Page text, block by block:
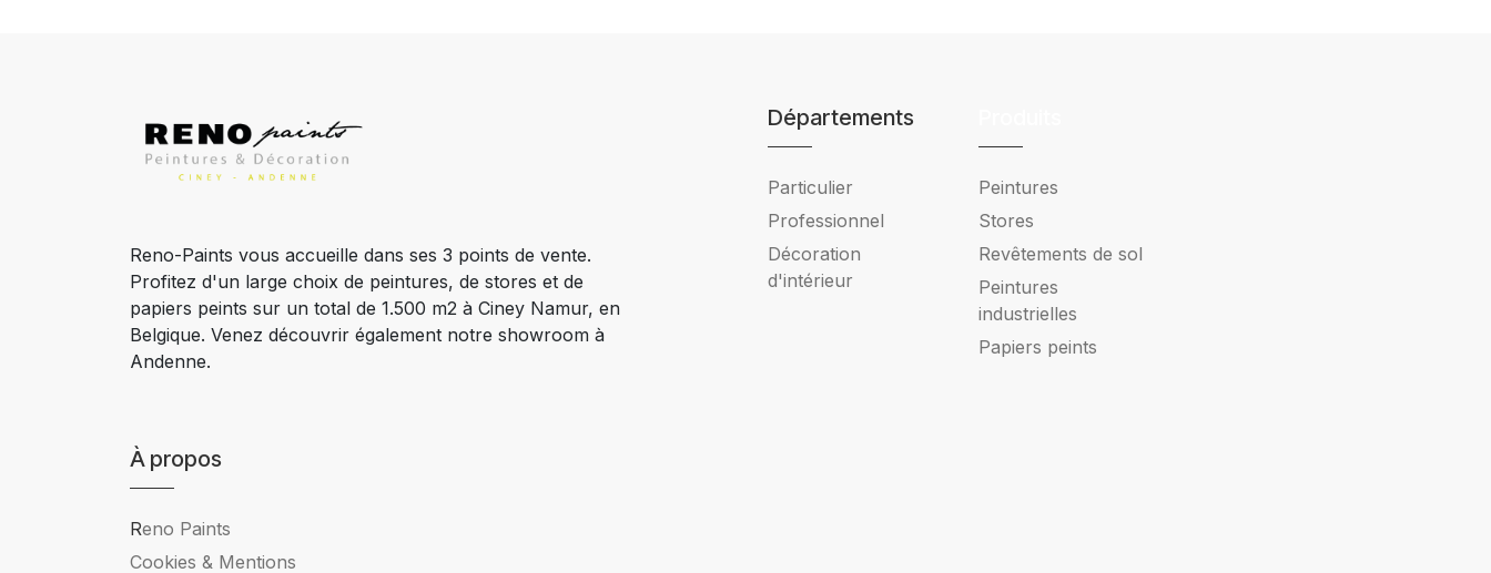
Reno-Paints vous accueille dans ses 3 points de vente.
Profitez d'un large choix de peintures, de stores et de
papiers peints sur un total de 1.500 m2 à Ciney Namur, en
Belgique. Venez découvrir également notre showroom à
Andenne.
Départements
Particulier
Professionnel
Décoration
d'intérieur
Peintures
Stores
Revêtements de sol
Peintures
industrielles
Papiers peints
À propos
Reno Paints
Cookies & Mentions